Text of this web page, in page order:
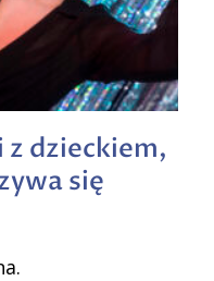
z dzieckiem,
się